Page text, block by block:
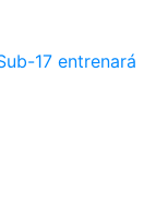
17 entrenará